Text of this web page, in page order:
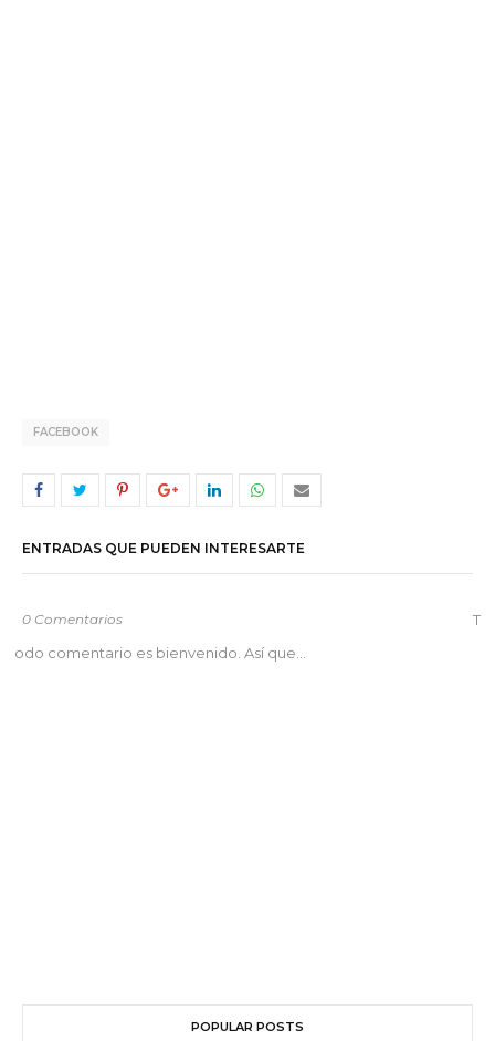
FACEBOOK
ENTRADAS QUE PUEDEN INTERESARTE
0 Comentarios
T
odo comentario es bienvenido. Así que...
POPULAR POSTS